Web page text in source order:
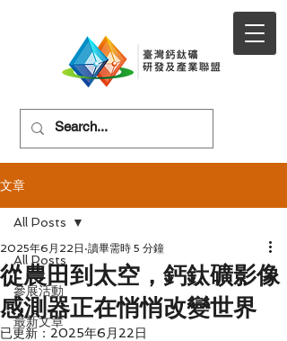
文章
All Posts
參展活動
最新文章
All Posts
從農田到太空，鈣鈦礦影像
感測器正在悄悄改變世界
2025年6月22日 讀畢需時 5 分鐘
已更新： 2025年6月22日